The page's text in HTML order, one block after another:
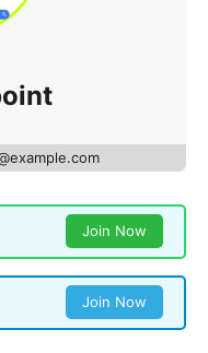
Join Now
Join Now